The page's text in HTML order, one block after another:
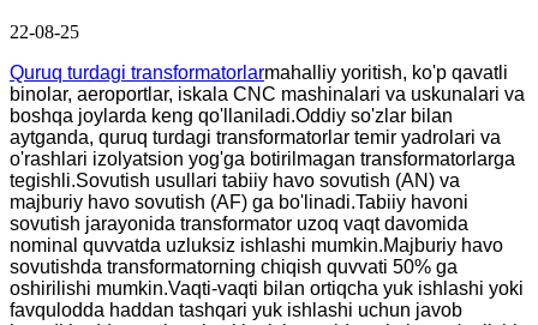
22-08-25
Quruq turdagi transformatorlarmahalliy yoritish, ko'p qavatli
binolar, aeroportlar, iskala CNC mashinalari va uskunalari va
boshqa joylarda keng qo'llaniladi.Oddiy so'zlar bilan
aytganda, quruq turdagi transformatorlar temir yadrolari va
o'rashlari izolyatsion yog'ga botirilmagan transformatorlarga
tegishli.Sovutish usullari tabiiy havo sovutish (AN) va
majburiy havo sovutish (AF) ga bo'linadi.Tabiiy havoni
sovutish jarayonida transformator uzoq vaqt davomida
nominal quvvatda uzluksiz ishlashi mumkin.Majburiy havo
sovutishda transformatorning chiqish quvvati 50% ga
oshirilishi mumkin.Vaqti-vaqti bilan ortiqcha yuk ishlashi yoki
favqulodda haddan tashqari yuk ishlashi uchun javob